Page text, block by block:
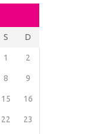
S D
1 2
8 9
15 16
22 23